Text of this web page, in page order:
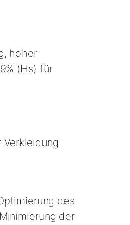
hoher
(Hs) für
des
der